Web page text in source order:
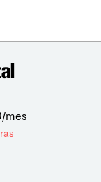
mes